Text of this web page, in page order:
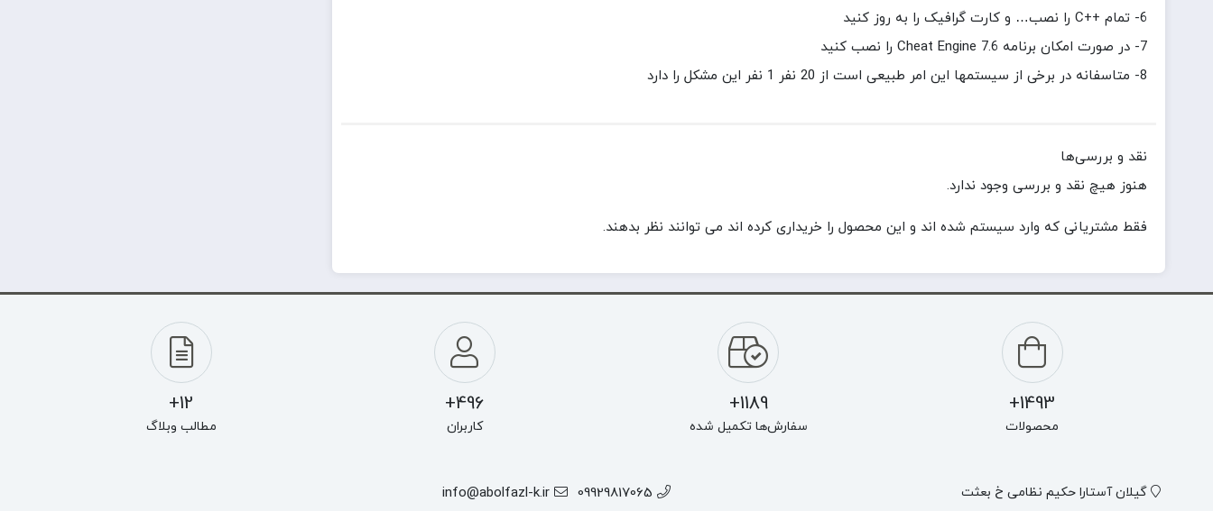
6- تمام ++C را نصب… و کارت گرافیک را به روز کنید
7- در صورت امکان برنامه Cheat Engine 7.6 را نصب کنید
8- متاسفانه در برخی از سیستمها این امر طبیعی است از 20 نفر 1 نفر این مشکل را دارد
نقد و بررسی‌ها
هنوز هیچ نقد و بررسی وجود ندارد.
فقط مشتریانی که وارد سیستم شده اند و این محصول را خریداری کرده اند می توانند نظر بدهند.
1493+
محصولات
1189+
سفارش‌ها تکمیل شده
496+
کاربران
12+
مطالب وبلاگ
گیلان آستارا حکیم نظامی خ بعثت 09929817065
info@abolfazl-k.ir